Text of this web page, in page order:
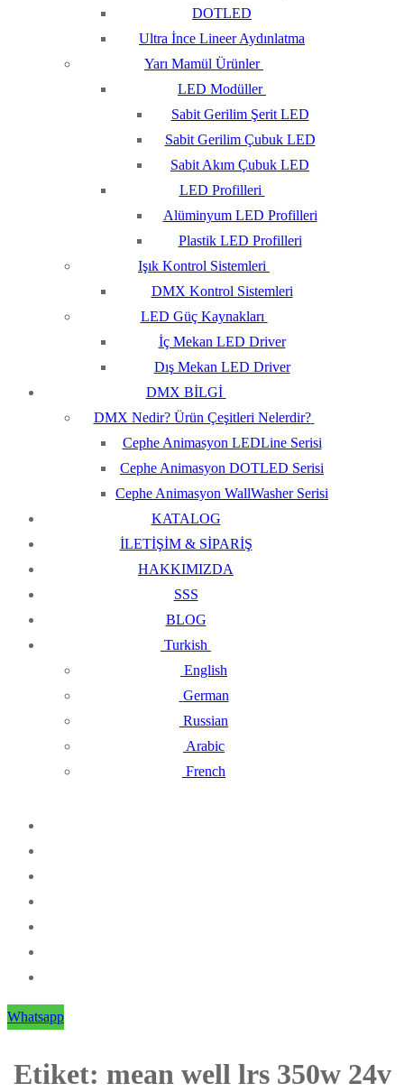
DOTLED
Ultra İnce Lineer Aydınlatma
Yarı Mamül Ürünler
LED Modüller
Sabit Gerilim Şerit LED
Sabit Gerilim Çubuk LED
Sabit Akım Çubuk LED
LED Profilleri
Alüminyum LED Profilleri
Plastik LED Profilleri
Işık Kontrol Sistemleri
DMX Kontrol Sistemleri
LED Güç Kaynakları
İç Mekan LED Driver
Dış Mekan LED Driver
DMX BİLGİ
DMX Nedir? Ürün Çeşitleri Nelerdir?
Cephe Animasyon LEDLine Serisi
Cephe Animasyon DOTLED Serisi
Cephe Animasyon WallWasher Serisi
KATALOG
İLETİŞİM & SİPARİŞ
HAKKIMIZDA
SSS
BLOG
Turkish
English
German
Russian
Arabic
French
Whatsapp
Etiket: mean well lrs 350w 24v